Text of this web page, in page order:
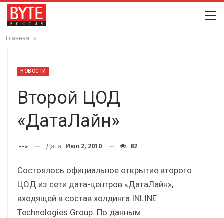
Главная
НОВОСТИ
Второй ЦОД
«ДатаЛайн»
--> Дата: Июл 2, 2010 82
Состоялось официальное открытие второго
ЦОД из сети дата-центров «ДатаЛайн»,
входящей в состав холдинга INLINE
Technologies Group. По данным